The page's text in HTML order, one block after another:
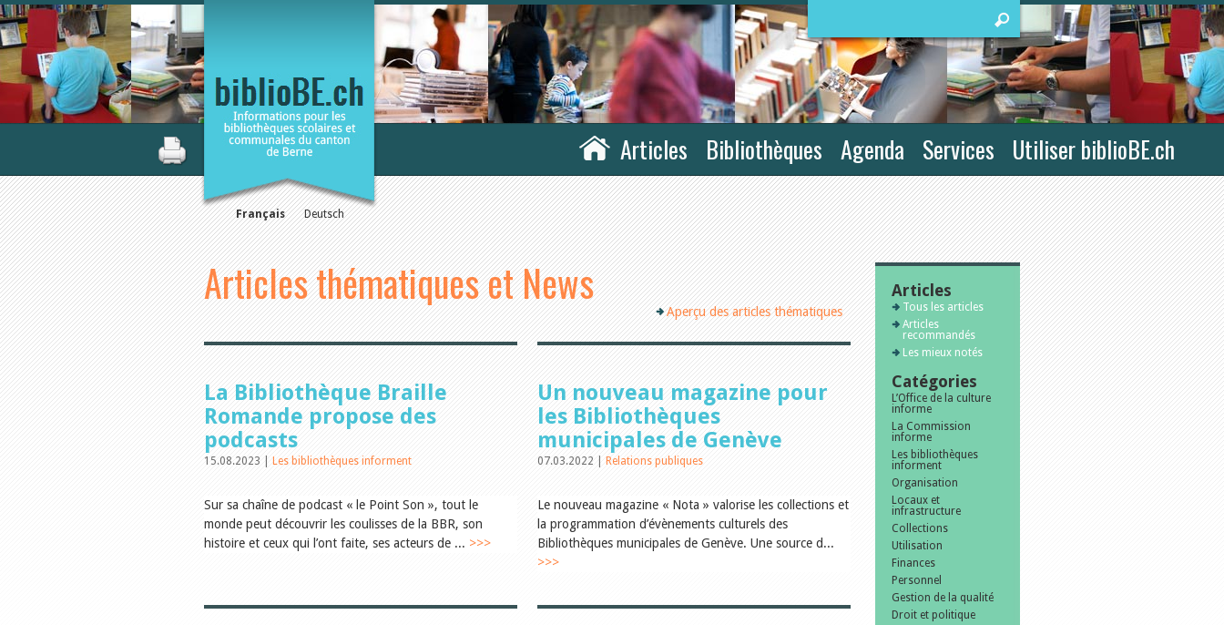
Français Deutsch
Articles Bibliothèques Agenda Services Utiliser biblioBE.ch
Articles thématiques et News
Aperçu des articles thématiques
La Bibliothèque Braille
Romande propose des
podcasts
15.08.2023 | Les bibliothèques informent
Sur sa chaîne de podcast « le Point Son », tout le
monde peut découvrir les coulisses de la BBR, son
histoire et ceux qui l’ont faite, ses acteurs de ... >>>
Un nouveau magazine pour
les Bibliothèques
municipales de Genève
07.03.2022 | Relations publiques
Le nouveau magazine « Nota » valorise les collections et
la programmation d’évènements culturels des
Bibliothèques municipales de Genève. Une source d...
>>>
Articles
Tous les articles
Articles
recommandés
Les mieux notés
Catégories
L’Office de la culture
informe
La Commission
informe
Les bibliothèques
informent
Organisation
Locaux et
infrastructure
Collections
Utilisation
Finances
Personnel
Gestion de la qualité
Droit et politique